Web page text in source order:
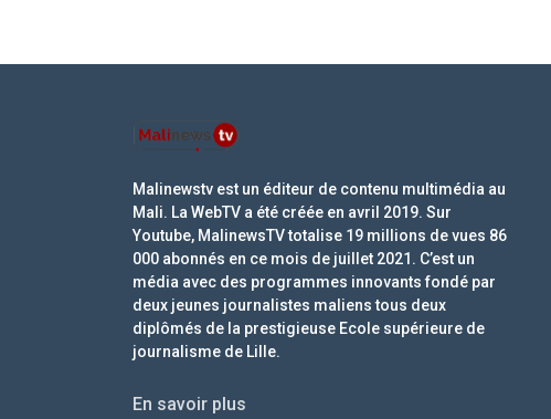
Malinewstv est un éditeur de contenu multimédia au
Mali. La WebTV a été créée en avril 2019. Sur
Youtube, MalinewsTV totalise 19 millions de vues 86
000 abonnés en ce mois de juillet 2021. C’est un
média avec des programmes innovants fondé par
deux jeunes journalistes maliens tous deux
diplômés de la prestigieuse Ecole supérieure de
journalisme de Lille.
En savoir plus